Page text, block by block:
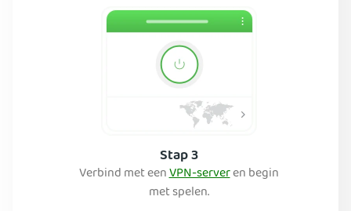
Stap 3
Verbind met eenVPN-serveren begin
met spelen.